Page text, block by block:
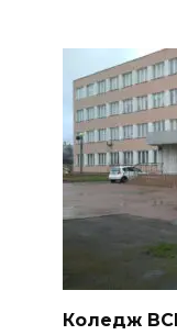
Коледж